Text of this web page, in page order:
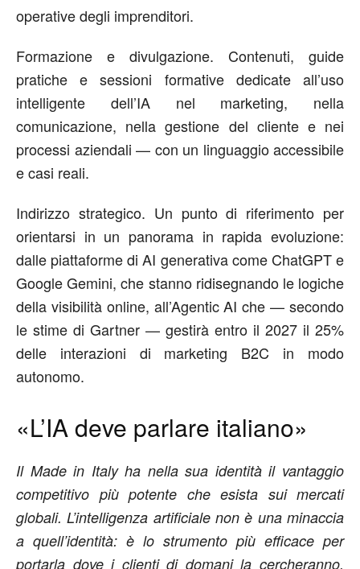
operative degli imprenditori.
Formazione e divulgazione. Contenuti, guide
pratiche e sessioni formative dedicate all’uso
intelligente dell’IA nel marketing, nella
comunicazione, nella gestione del cliente e nei
processi aziendali — con un linguaggio accessibile
e casi reali.
Indirizzo strategico. Un punto di riferimento per
orientarsi in un panorama in rapida evoluzione:
dalle piattaforme di AI generativa come ChatGPT e
Google Gemini, che stanno ridisegnando le logiche
della visibilità online, all’Agentic AI che — secondo
le stime di Gartner — gestirà entro il 2027 il 25%
delle interazioni di marketing B2C in modo
autonomo.
«L’IA deve parlare italiano»
Il Made in Italy ha nella sua identità il vantaggio
competitivo più potente che esista sui mercati
globali. L’intelligenza artificiale non è una minaccia
a quell’identità: è lo strumento più efficace per
portarla dove i clienti di domani la cercheranno.